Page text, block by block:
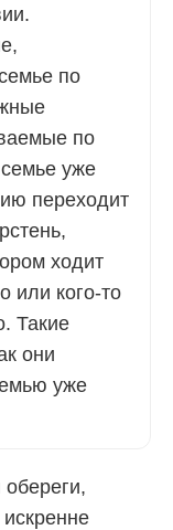
по
по
уже
переходит
ходит
или кого-то
Такие
они
уже